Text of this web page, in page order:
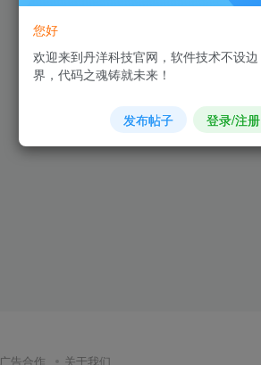
广告合作 关于我们
您好
欢迎来到丹洋科技官网，软件技术不设边
界，代码之魂铸就未来！
发布帖子 登录/注册